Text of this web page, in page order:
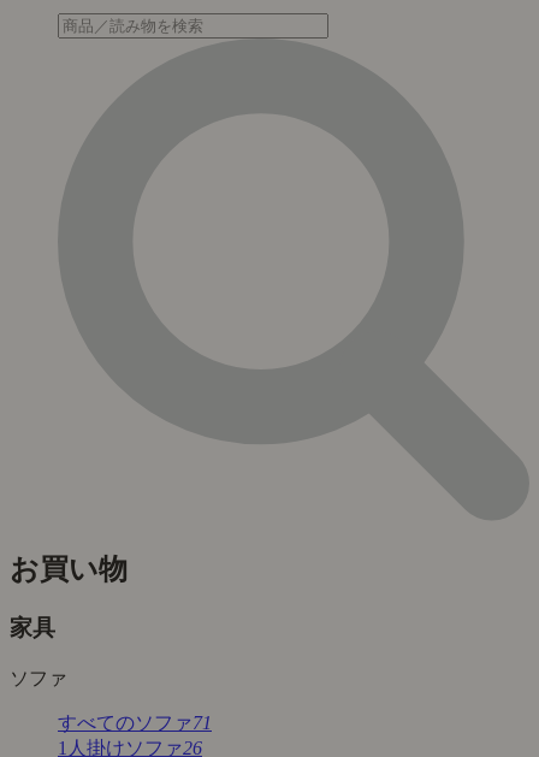
お買い物
家具
ソファ
すべてのソファ71
1人掛けソファ26